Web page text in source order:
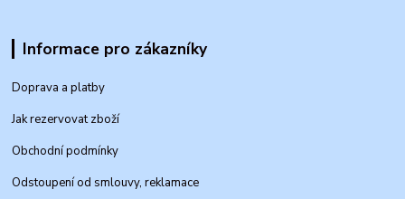
Informace pro zákazníky
Doprava a platby
Jak rezervovat zboží
Obchodní podmínky
Odstoupení od smlouvy, reklamace